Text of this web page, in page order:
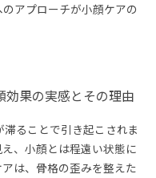
アプローチが小顔ケアの
果の実感とその理由
ることで引き起こされま
、小顔とは程遠い状態に
は、骨格の歪みを整えた